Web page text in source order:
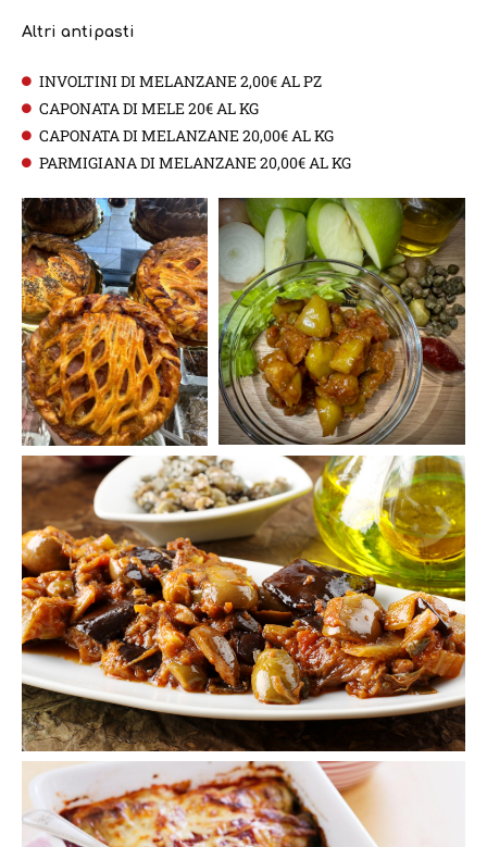
Altri antipasti
INVOLTINI DI MELANZANE 2,00€ AL PZ
CAPONATA DI MELE 20€ AL KG
CAPONATA DI MELANZANE 20,00€ AL KG
PARMIGIANA DI MELANZANE 20,00€ AL KG